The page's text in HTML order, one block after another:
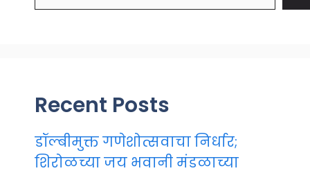
Recent Posts
डॉल्बीमुक्त गणेशोत्सवाचा निर्धार;
शिरोळच्या जय भवानी मंडळाच्या